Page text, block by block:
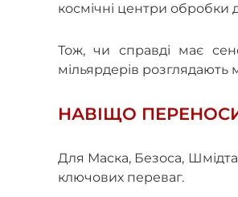
космічні центри обробки
Тож, чи справді має
мільярдерів розглядають
НАВІЩО
Для Маска, Безоса,
ключових переваг.